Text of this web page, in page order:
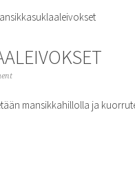
mansikkahillolla ja